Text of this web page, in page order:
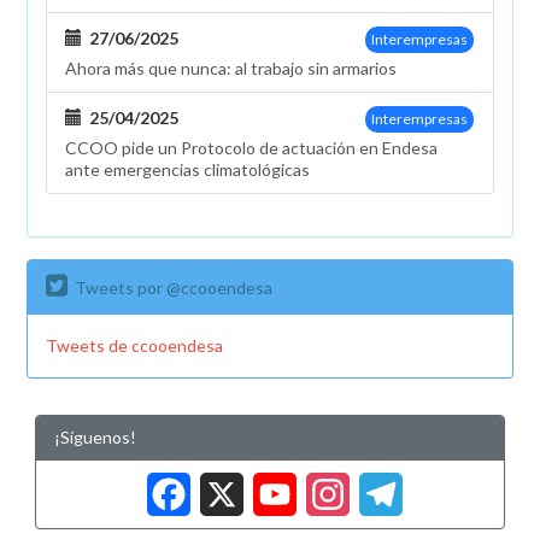
Interempresas
27/06/2025
Ahora más que nunca: al trabajo sin armarios
Interempresas
25/04/2025
CCOO pide un Protocolo de actuación en Endesa
ante emergencias climatológicas
Tweets por @ccooendesa
Tweets de ccooendesa
¡Síguenos!
Facebook
X